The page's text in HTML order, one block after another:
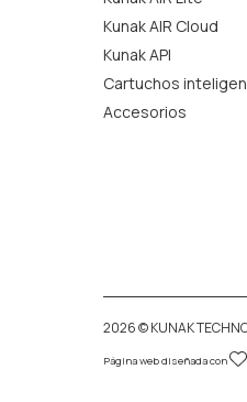
Kunak AIR Cloud
Kunak API
Cartuchos
Accesorios
2026 © KUNAK
Página web diseñada con